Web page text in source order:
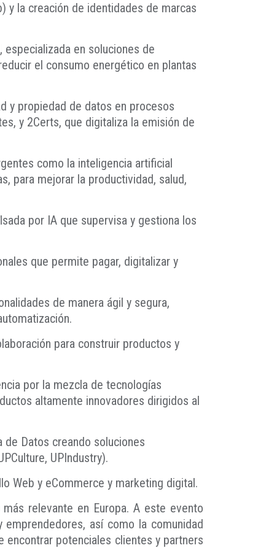
y la creación de identidades de marcas
en soluciones de
el consumo energético en plantas
y propiedad de datos en procesos
y 2Certs, que digitaliza la emisión de
como la inteligencia artificial
para mejorar la productividad, salud,
por IA que supervisa y gestiona los
que permite pagar, digitalizar y
de manera ágil y segura,
para construir productos y
por la mezcla de tecnologías
altamente innovadores dirigidos al
Datos creando soluciones
UPIndustry).
Web y eCommerce y marketing digital.
relevante en Europa. A este evento
así como la comunidad
encontrar potenciales clientes y partners